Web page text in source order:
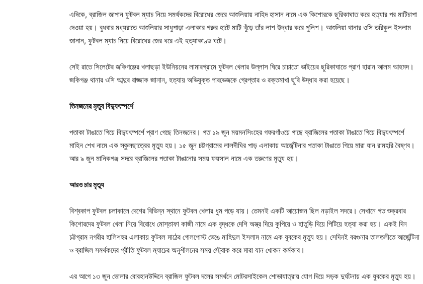
এদিকে, ব্রাজিল জাপান ফুটবল ম্যাচ নিয়ে সমর্থকদের বিরোধের জেরে আশুলিয়ায় নাহিদ হাসান নামে এক কিশোরকে ছুরিকাঘাত করে হত্যার পর মাটিচাপা
দেওয়া হয়। বুধবার মধ্যরাতে আশুলিয়ার সাধুপাড়া এলাকার গরুর হাটে মাটি খুঁড়ে তাঁর লাশ উদ্ধার করে পুলিশ। আশুলিয়া থানার ওসি তরিকুল ইসলাম
জানান, ফুটবল ম্যাচ নিয়ে বিরোধের জের ধরে এই হত্যাকাণ্ড ঘটে।
সেই রাতে সিলেটের জকিগঞ্জের খলাছড়া ইউনিয়নের লামারগ্রামে ফুটবল খেলার উল্লাস ঘিরে চাচাতো ভাইয়ের ছুরিকাঘাতে প্রাণ হারান আলম আহমদ।
জকিগঞ্জ থানার ওসি আব্দুর রাজ্জাক জানান, হত্যায় অভিযুক্ত পারভেজকে গ্রেপ্তার ও রক্তমাখা ছুরি উদ্ধার করা হয়েছে।
তিনজনের মৃত্যু বিদ্যুৎস্পর্শে
পতাকা টাঙাতে গিয়ে বিদ্যুৎস্পর্শে প্রাণ গেছে তিনজনের। গত ১৯ জুন ময়মনসিংহের গফরগাঁওয়ে গাছে ব্রাজিলের পতাকা টাঙাতে গিয়ে বিদ্যুৎস্পর্শে
মাহিন শেখ নামে এক স্কুলছাত্রের মৃত্যু হয়। ১৫ জুন চট্টগ্রামের লালদীঘির পাড় এলাকায় আর্জেন্টিনার পতাকা টাঙাতে গিয়ে মারা যান রামহরি বৈষ্ণব।
আর ৯ জুন মানিকগঞ্জ সদরে ব্রাজিলের পতাকা টাঙানোর সময় ফয়সাল নামে এক তরুণের মৃত্যু হয়।
আরও চার মৃত্যু
বিশ্বকাপ ফুটবল চলাকালে দেশের বিভিন্ন স্থানে ফুটবল খেলার ধুম পড়ে যায়। তেমনই একটি আয়োজন ছিল নড়াইল সদরে। সেখানে গত শুক্রবার
কিশোরদের ফুটবল খেলা নিয়ে বিরোধে মোস্তাফা কাজী নামে এক বৃদ্ধকে দেশি অস্ত্র দিয়ে কুপিয়ে ও হাতুড়ি দিয়ে পিটিয়ে হত্যা করা হয়। একই দিন
চট্টগ্রাম নগরীর হালিশহর এলাকায় ফুটবল মাঠের গোলপোস্ট ভেঙে মাহিদুল ইসলাম নামে এক যুবকের মৃত্যু হয়। সেদিনই বরগুনার তালতলীতে আর্জেন্টিনা
ও ব্রাজিল সমর্থকদের প্রীতি ফুটবল ম্যাচের অনুশীলনের সময় স্ট্রোক করে মারা যান খোকন কর্মকার।
এর আগে ১৩ জুন ভোলার বোরহানউদ্দিনে ব্রাজিল ফুটবল দলের সমর্থনে মোটরসাইকেল শোভাযাত্রায় যোগ দিয়ে সড়ক দুর্ঘটনায় এক যুবকের মৃত্যু হয়।